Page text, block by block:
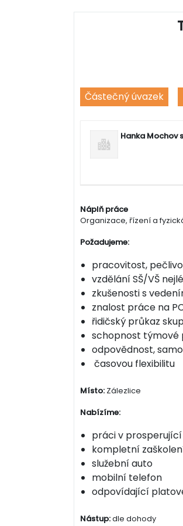
Částečný úvazek
Hanka Mochov
Náplň práce
Organizace, řízení a
Požadujeme:
pracovitost,
vzdělání SŠ/VŠ
zkušenosti s
znalost práce na
řidičský průkaz
schopnost týmové
odpovědnost,
časovou flexibilitu
Místo: Zálezlice
Nabízíme:
práci v
kompletní
služební auto
mobilní telefon
odpovídající
Nástup:dle dohody